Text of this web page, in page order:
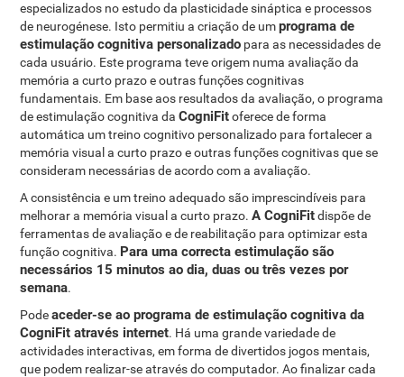
especializados no estudo da plasticidade sináptica e processos
de neurogénese. Isto permitiu a criação de umprograma de
estimulação cognitiva personalizado para as necessidades de
cada usuário. Este programa teve origem numa avaliação da
memória a curto prazo e outras funções cognitivas
fundamentais. Em base aos resultados da avaliação, o programa
de estimulação cognitiva daCogniFitoferece de forma
automática um treino cognitivo personalizado para fortalecer a
memória visual a curto prazo e outras funções cognitivas que se
consideram necessárias de acordo com a avaliação.
A consistência e um treino adequado são imprescindíveis para
melhorar a memória visual a curto prazo.A CogniFitdispõe de
ferramentas de avaliação e de reabilitação para optimizar esta
função cognitiva. Para uma correcta estimulação são
necessários 15 minutos ao dia, duas ou três vezes por
semana.
Podeaceder-se ao programa de estimulação cognitiva da
CogniFit através internet. Há uma grande variedade de
actividades interactivas, em forma de divertidos jogos mentais,
que podem realizar-se através do computador. Ao finalizar cada